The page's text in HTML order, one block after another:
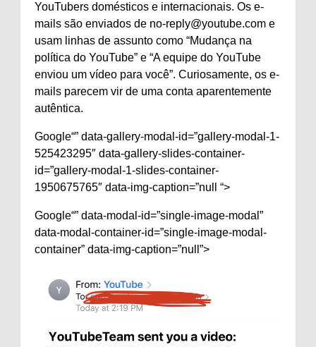
YouTubers domésticos e internacionais. Os e-
mails são enviados de no-reply@youtube.com e
usam linhas de assunto como “Mudança na
política do YouTube” e “A equipe do YouTube
enviou um vídeo para você”. Curiosamente, os e-
mails parecem vir de uma conta aparentemente
autêntica.
Google“” data-gallery-modal-id=”gallery-modal-1-
525423295″ data-gallery-slides-container-
id=”gallery-modal-1-slides-container-
1950675765″ data-img-caption=”null “>
Google“” data-modal-id=”single-image-modal”
data-modal-container-id=”single-image-modal-
container” data-img-caption=”null”>